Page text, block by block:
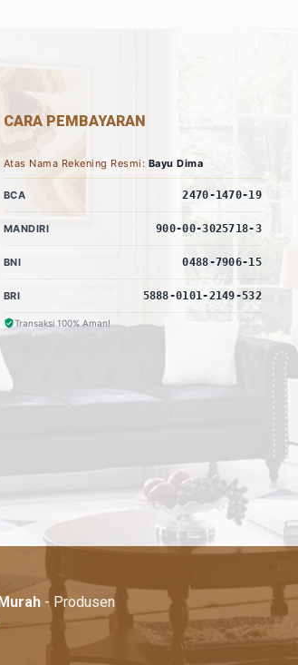
CARA PEMBAYARAN
Atas Nama Rekening Resmi: Bayu Dima
BCA 2470-1470-19
MANDIRI 900-00-3025718-3
BNI 0488-7906-15
BRI 5888-0101-2149-532
Transaksi 100% Aman!
- Produsen